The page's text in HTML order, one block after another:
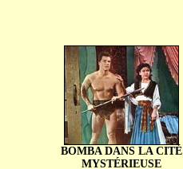
BOMBA DANS LA CITÉ
MYSTÉRIEUSE